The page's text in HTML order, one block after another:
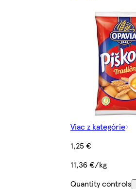
Viac z kategórie
1,25 €
11,36 €/kg
Quantity controls